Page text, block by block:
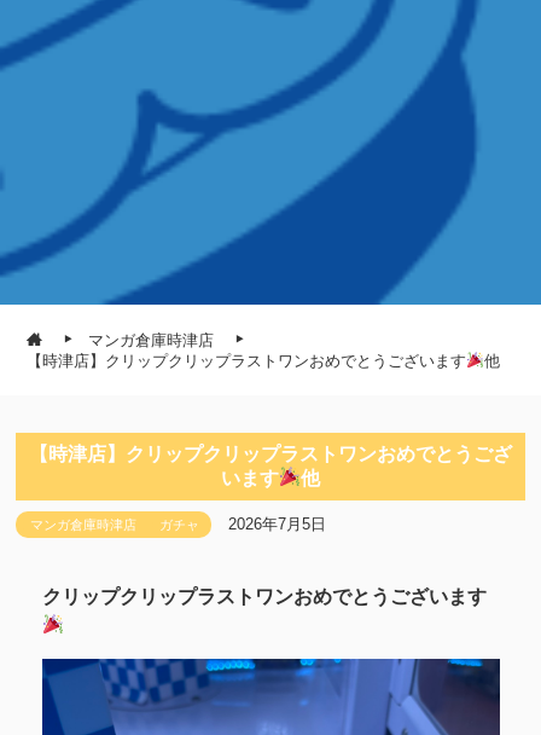
マンガ倉庫時津店
【時津店】クリップクリップラストワンおめでとうございます
他
【時津店】クリップクリップラストワンおめでとうござ
います
他
マンガ倉庫時津店 ガチャ 2026年7月5日
クリップクリップラストワンおめでとうございます